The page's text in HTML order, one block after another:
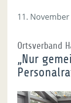
11.
Ortsverband
„Nur